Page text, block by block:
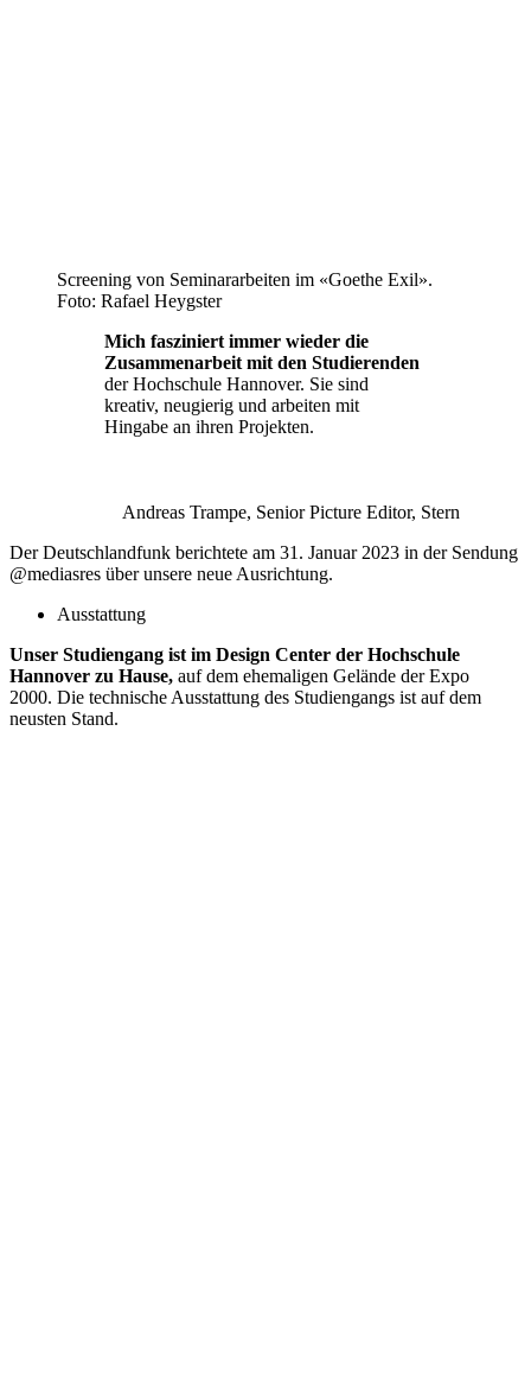
Screening von Seminararbeiten im «Goethe Exil».
Foto: Rafael Heygster
Mich fasziniert immer wieder die
Zusammenarbeit mit den Studierenden
der Hochschule Hannover. Sie sind
kreativ, neugierig und arbeiten mit
Hingabe an ihren Projekten.
Andreas Trampe, Senior Picture Editor, Stern
Der Deutschlandfunk berichtete am 31. Januar 2023 in der Sendung
@mediasres über unsere neue Ausrichtung.
Ausstattung
Unser Studiengang ist im Design Center der Hochschule
Hannover zu Hause, auf dem ehemaligen Gelände der Expo
2000. Die technische Ausstattung des Studiengangs ist auf dem
neusten Stand.